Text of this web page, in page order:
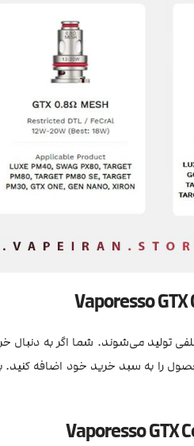
تولید می‌شوند. شما اگر به
را به سبد خرید خود اضافه کنید.